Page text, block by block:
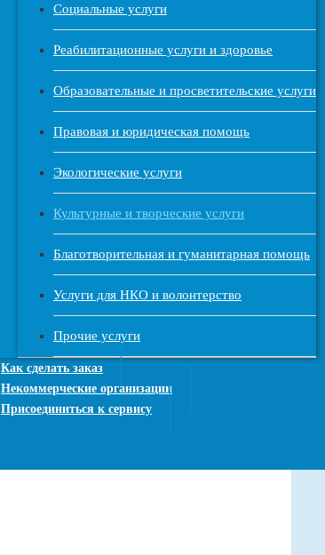
Социальные услуги
Реабилитационные услуги и здоровье
Образовательные и просветительские услуги
Правовая и юридическая помощь
Экологические услуги
Культурные и творческие услуги
Благотворительная и гуманитарная помощь
Услуги для НКО и волонтерство
Прочие услуги
Как сделать заказ
Некоммерческие организации
Присоединиться к сервису